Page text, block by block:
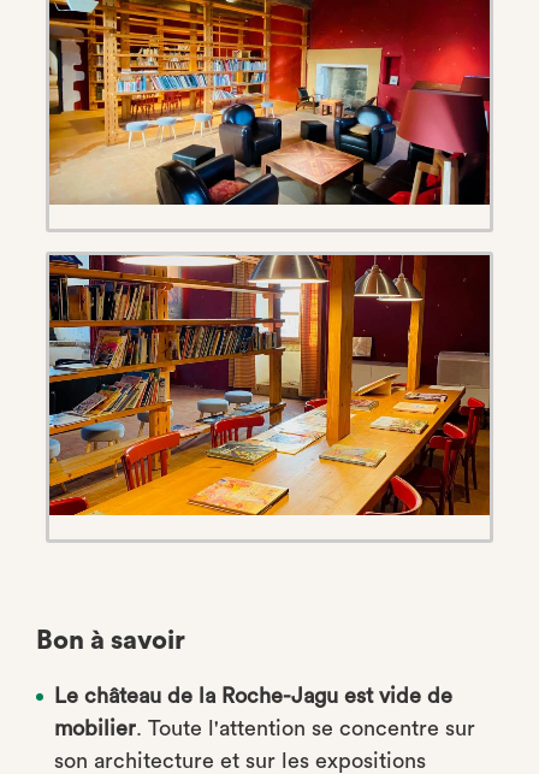
Bon à savoir
Le château de la Roche-Jagu est vide de
mobilier. Toute l'attention se concentre sur
son architecture et sur les expositions